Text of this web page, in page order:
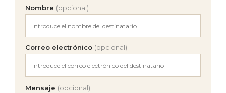
Nombre (opcional)
Correo electrónico (opcional)
Mensaje (opcional)